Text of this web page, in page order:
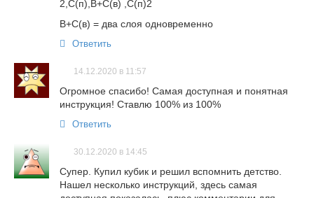
2,С(п),В+С(в) ,С(п)2
В+С(в) = два слоя одновременно
Ответить
14.12.2020 в 11:57
Огромное спасибо! Самая доступная и понятная
инструкция! Ставлю 100% из 100%
Ответить
30.12.2020 в 14:45
Супер. Купил кубик и решил вспомнить детство.
Нашел несколько инструкций, здесь самая